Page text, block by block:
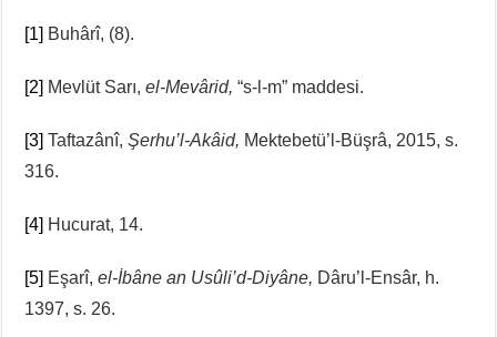
[1] Buhârî, (8).
[2] Mevlüt Sarı,el-Mevârid,“s-l-m” maddesi.
[3] Taftazânî,Şerhu’l-Akâid, Mektebetü’l-Büşrâ, 2015, s.
316.
[4] Hucurat, 14.
[5] Eşarî,el-İbâne an Usûli’d-Diyâne, Dâru’l-Ensâr, h.
1397, s. 26.